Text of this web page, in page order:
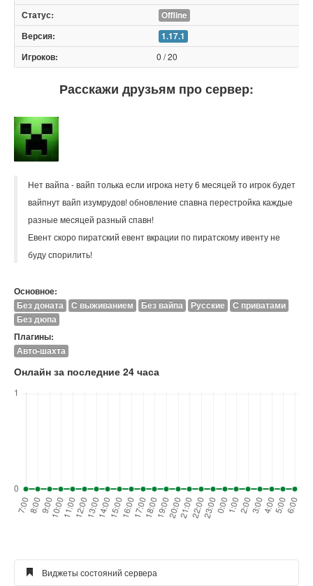
Offline
1.17.1
0 / 20
Расскажи друзьям про сервер:
Нет вайпа - вайп толька если игрока нету 6 месяцей то игрок будет
вайпнут вайп изумрудов! обновление спавна перестройка каждые
разные месяцей разный спавн!
Евент скоро пиратский евент вкрации по пиратскому ивенту не
буду спорилить!
Основное:
Без доната С выживанием Без вайпа Русские
С приватами
Без дюпа
Плагины:
Авто-шахта
Онлайн за последние 24 часа
Виджеты состояний сервера